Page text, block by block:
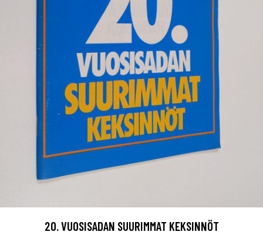
20. VUOSISADAN SUURIMMAT KEKSINNÖT